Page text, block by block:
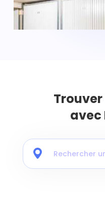
Trouver
avec